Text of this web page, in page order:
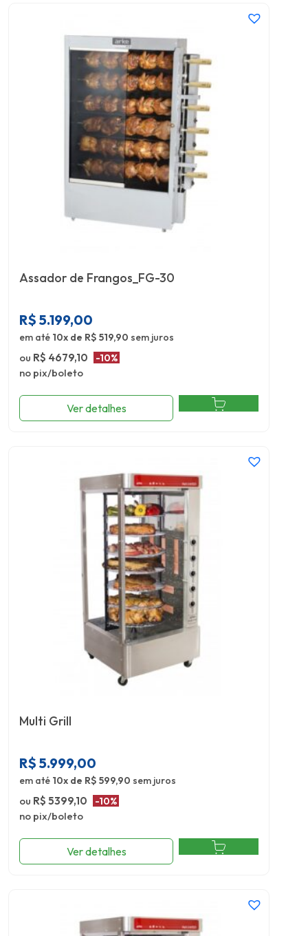
Assador de Frangos_FG-30
R$ 5.199,00
em até 10x de R$ 519,90 sem juros
ou R$ 4679,10 -10%
no pix/boleto
Ver detalhes
Multi Grill
R$ 5.999,00
em até 10x de R$ 599,90 sem juros
ou R$ 5399,10 -10%
no pix/boleto
Ver detalhes